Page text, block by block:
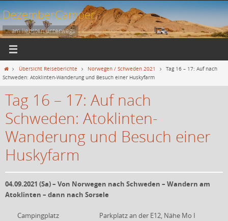
Zum
Inhalt
springen
DezemberCamper
... am liebsten unterwegs
StartÜbersicht Reiseberichte Norwegen / Schweden 2021
Tag 16 – 17: Auf nach
Schweden: Atoklinten-Wanderung und Besuch einer Huskyfarm
Tag 16 – 17: Auf nach
Schweden: Atoklinten-
Wanderung und Besuch einer
Huskyfarm
04.09.2021 (Sa) – Von Norwegen nach Schweden – Wandern am
Atoklinten – dann nach Sorsele
Campingplatz
Parkplatz an der E12, Nähe Mo I